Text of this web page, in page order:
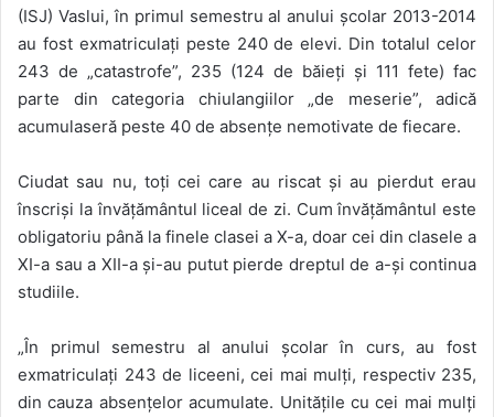
(ISJ) Vaslui, în primul semestru al anului școlar 2013-2014
au fost exmatriculați peste 240 de elevi. Din totalul celor
243 de „catastrofe”, 235 (124 de băieți și 111 fete) fac
parte din categoria chiulangiilor „de meserie”, adică
acumulaseră peste 40 de absențe nemotivate de fiecare.
Ciudat sau nu, toți cei care au riscat și au pierdut erau
înscriși la învățământul liceal de zi. Cum învățământul este
obligatoriu până la finele clasei a X-a, doar cei din clasele a
XI-a sau a XII-a și-au putut pierde dreptul de a-și continua
studiile.
„În primul semestru al anului școlar în curs, au fost
exmatriculați 243 de liceeni, cei mai mulți, respectiv 235,
din cauza absențelor acumulate. Unitățile cu cei mai mulți